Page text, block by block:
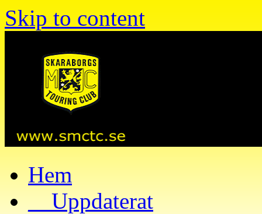
Skip to content
Hem
__Uppdaterat